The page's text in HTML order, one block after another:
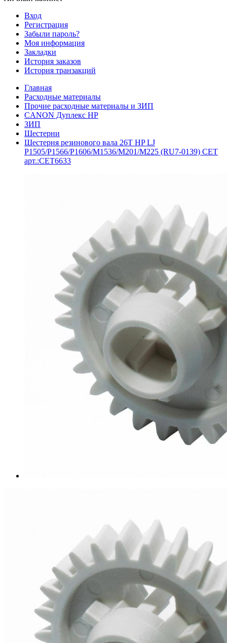
Вход
Регистрация
Забыли пароль?
Моя информация
Закладки
История заказов
История транзакций
Главная
Расходные материалы
Прочие расходные материалы и ЗИП
CANON Дуплекс HP
ЗИП
Шестерни
Шестерня резинового вала 26T HP LJ
P1505/P1566/P1606/M1536/M201/M225 (RU7-0139) CET
арт.:CET6633